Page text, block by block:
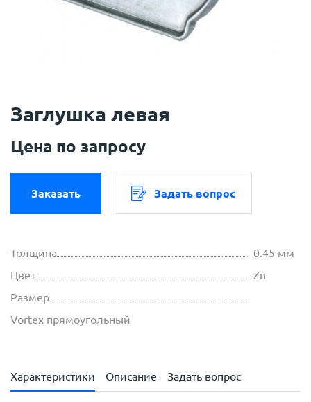
Заглушка левая
Цена по запросу
Заказать Задать вопрос
Толщина
0.45 мм
Цвет
Zn
Размер
Vortex прямоугольный
Характеристики Описание Задать вопрос